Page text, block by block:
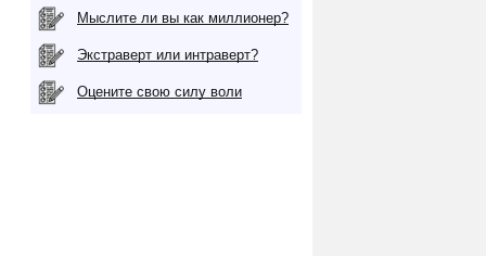
Мыслите ли вы как миллионер?
Экстраверт или интраверт?
Оцените свою силу воли